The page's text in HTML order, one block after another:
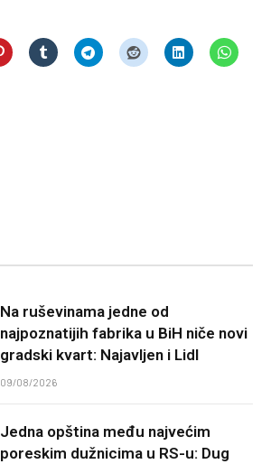
Na ruševinama jedne od
najpoznatijih fabrika u BiH niče novi
gradski kvart: Najavljen i Lidl
09/08/2026
Jedna opština među najvećim
poreskim dužnicima u RS-u: Dug